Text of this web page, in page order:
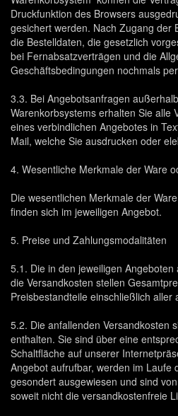
Druckfunktion des Browsers
gesichert werden. Nach Zugang der
die Bestelldaten, die gesetzlich
bei Fernabsatzverträgen und die
Geschäftsbedingungen nochmals
3.3. Bei Angebotsanfragen
Warenkorbsystems erhalten Sie alle
eines verbindlichen Angebotes in
Mail, welche Sie ausdrucken oder
4. Wesentliche Merkmale der Ware
Die wesentlichen Merkmale der
finden sich im jeweiligen Angebot.
5. Preise und Zahlungsmodalitäten
5.1. Die in den jeweiligen
die Versandkosten stellen
Preisbestandteile einschließlich aller
5.2. Die anfallenden Versandkosten
enthalten. Sie sind über eine
Schaltfläche auf unserer
Angebot aufrufbar, werden im Laufe
gesondert ausgewiesen und sind
soweit nicht die versandkostenfreie